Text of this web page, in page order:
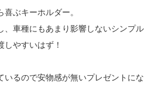
ぶキーホルダー。
、車種にもあまり影響しないシンプル
しやすいはず！
いるので安物感が無いプレゼントにな